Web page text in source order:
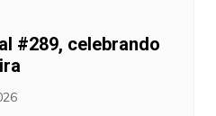
#289, celebrando